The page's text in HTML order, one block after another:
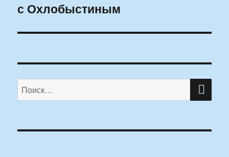
запись:
с Охлобыстиным
Искать: